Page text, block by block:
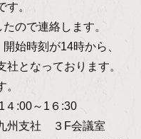
。
ので連絡します。
始時刻が14時から、
となっております。
:00～1６:30
州支社 ３F会議室